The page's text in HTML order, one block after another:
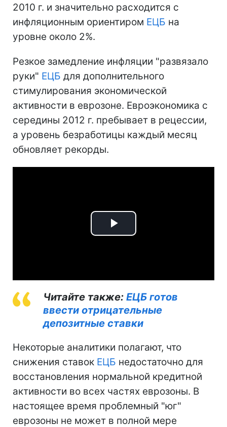
2010 г. и значительно расходится с
инфляционным ориентиром ЕЦБ на
уровне около 2%.
Резкое замедление инфляции "развязало
руки" ЕЦБ для дополнительного
стимулирования экономической
активности в еврозоне. Евроэкономика с
середины 2012 г. пребывает в рецессии,
а уровень безработицы каждый месяц
обновляет рекорды.
Play
Читайте также: ЕЦБ готов
ввести отрицательные
депозитные ставки
Некоторые аналитики полагают, что
снижения ставок ЕЦБ недостаточно для
восстановления нормальной кредитной
активности во всех частях еврозоны. В
настоящее время проблемный "юг"
еврозоны не может в полной мере